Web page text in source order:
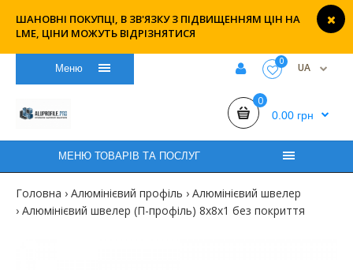
ШАНОВНІ ПОКУПЦІ, В ЗВ'ЯЗКУ З ПІДВИЩЕННЯМ ЦІН НА
LME, ЦІНИ МОЖУТЬ ВІДРІЗНЯТИСЯ
Меню
0 UA
0
0.00 грн
МЕНЮ ТОВАРІВ ТА ПОСЛУГ
Головна Алюмінієвий профіль
Алюмінієвий швелер
Алюмінієвий швелер (П-профіль) 8х8х1 без покриття